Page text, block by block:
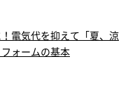
電気代を抑えて「夏、涼
ォームの基本